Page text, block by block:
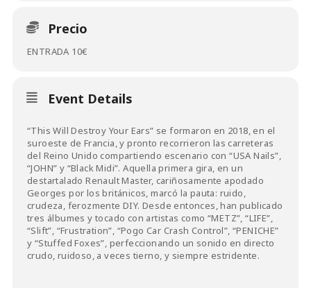
Precio
ENTRADA 10€
Event Details
“This Will Destroy Your Ears” se formaron en 2018, en el
suroeste de Francia, y pronto recorrieron las carreteras
del Reino Unido compartiendo escenario con “USA Nails”,
“JOHN” y “Black Midi”. Aquella primera gira, en un
destartalado Renault Master, cariñosamente apodado
Georges por los británicos, marcó la pauta: ruido,
crudeza, ferozmente DIY. Desde entonces, han publicado
tres álbumes y tocado con artistas como “METZ”, “LIFE”,
“Slift”, “Frustration”, “Pogo Car Crash Control”, “PENICHE”
y “Stuffed Foxes”, perfeccionando un sonido en directo
crudo, ruidoso, a veces tierno, y siempre estridente.